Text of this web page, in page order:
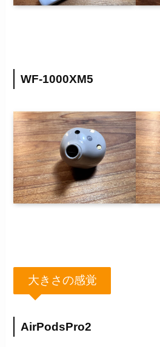
WF-1000XM5
大きさの感覚
AirPodsPro2